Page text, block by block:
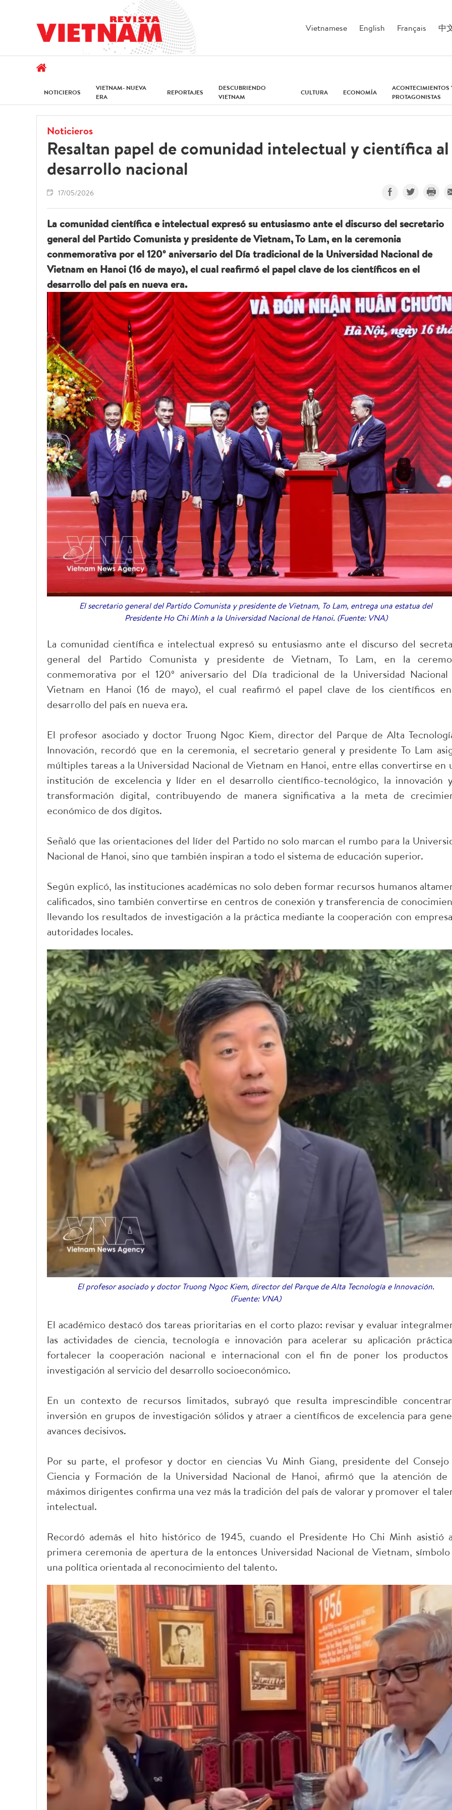
Vietnamese English Français 中
NOTICIEROS
VIETNAM- NUEVA
ERA
REPORTAJES
DESCUBRIENDO
VIETNAM
CULTURA ECONOMÍA
ACONTECIMIENTOS
PROTAGONISTAS
Noticieros
Resaltan papel de comunidad intelectual y científica al
desarrollo nacional
17/05/2026
La comunidad científica e intelectual expresó su entusiasmo ante el discurso del secretario
general del Partido Comunista y presidente de Vietnam, To Lam, en la ceremonia
conmemorativa por el 120º aniversario del Día tradicional de la Universidad Nacional de
Vietnam en Hanoi (16 de mayo), el cual reafirmó el papel clave de los científicos en el
desarrollo del país en nueva era.
El secretario general del Partido Comunista y presidente de Vietnam, To Lam, entrega una estatua del
Presidente Ho Chi Minh a la Universidad Nacional de Hanoi. (Fuente: VNA)
La comunidad científica e intelectual expresó su entusiasmo ante el discurso del
general del Partido Comunista y presidente de Vietnam, To Lam, en la
conmemorativa por el 120º aniversario del Día tradicional de la Universidad
Vietnam en Hanoi (16 de mayo), el cual reafirmó el papel clave de los científicos
desarrollo del país en nueva era.
El profesor asociado y doctor Truong Ngoc Kiem, director del Parque de Alta
Innovación, recordó que en la ceremonia, el secretario general y presidente To Lam
múltiples tareas a la Universidad Nacional de Vietnam en Hanoi, entre ellas convertirse en
institución de excelencia y líder en el desarrollo científico-tecnológico, la innovación
transformación digital, contribuyendo de manera significativa a la meta de
económico de dos dígitos.
Señaló que las orientaciones del líder del Partido no solo marcan el rumbo para la
Nacional de Hanoi, sino que también inspiran a todo el sistema de educación superior.
Según explicó, las instituciones académicas no solo deben formar recursos humanos
calificados, sino también convertirse en centros de conexión y transferencia de
llevando los resultados de investigación a la práctica mediante la cooperación con
autoridades locales.
El profesor asociado y doctor Truong Ngoc Kiem, director del Parque de Alta Tecnología e Innovación.
(Fuente: VNA)
El académico destacó dos tareas prioritarias en el corto plazo: revisar y evaluar
las actividades de ciencia, tecnología e innovación para acelerar su aplicación
fortalecer la cooperación nacional e internacional con el fin de poner los productos
investigación al servicio del desarrollo socioeconómico.
En un contexto de recursos limitados, subrayó que resulta imprescindible
inversión en grupos de investigación sólidos y atraer a científicos de excelencia para
avances decisivos.
Por su parte, el profesor y doctor en ciencias Vu Minh Giang, presidente del
Ciencia y Formación de la Universidad Nacional de Hanoi, afirmó que la atención de
máximos dirigentes confirma una vez más la tradición del país de valorar y promover el
intelectual.
Recordó además el hito histórico de 1945, cuando el Presidente Ho Chi Minh asistió
primera ceremonia de apertura de la entonces Universidad Nacional de Vietnam,
una política orientada al reconocimiento del talento.